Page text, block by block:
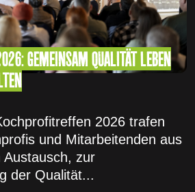
GEMEINSAM QUALITÄT LEBEN
2026 trafen
und Mitarbeitenden aus
zur
der Qualität...